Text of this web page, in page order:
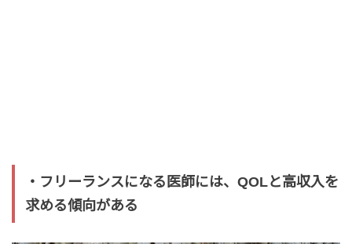
・フリーランスになる医師には、QOLと高収入を
求める傾向がある